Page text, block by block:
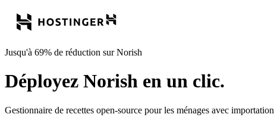
Jusqu'à 69% de réduction sur Norish
Déployez Norish en un clic.
Gestionnaire de recettes open-source pour les ménages avec